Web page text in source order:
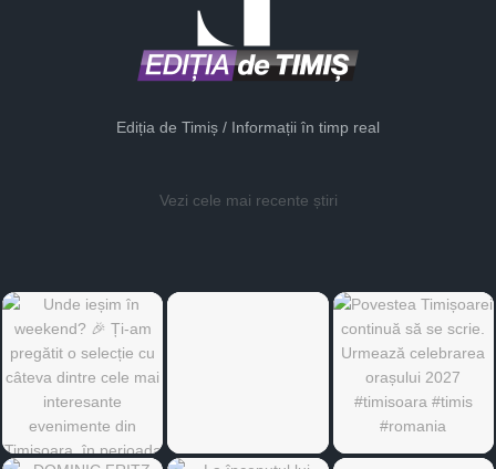
Ediția de Timiș / Informații în timp real
Vezi cele mai recente știri